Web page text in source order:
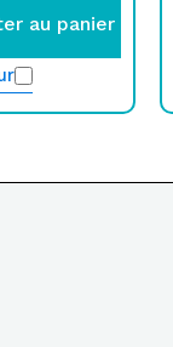
au panier